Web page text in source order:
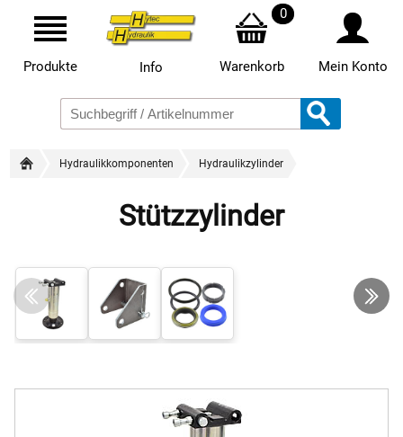
Produkte Info
0
Warenkorb Mein Konto
Hydraulikkomponenten Hydraulikzylinder
Stützzylinder